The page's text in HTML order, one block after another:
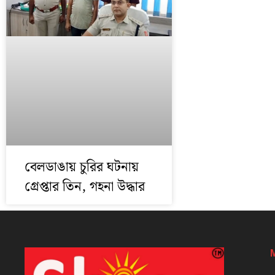
বেলডাঙায় চুরির ঘটনায়
গ্রেপ্তার তিন, গহনা উদ্ধার